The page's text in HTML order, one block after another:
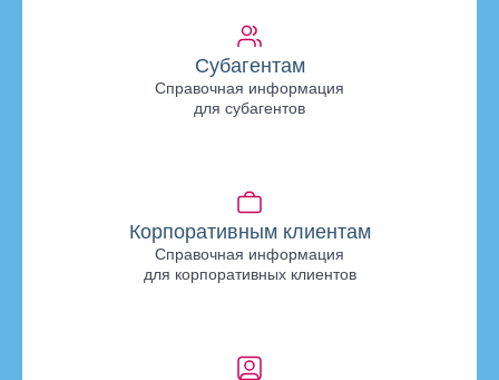
Субагентам
Справочная информация
для субагентов
Корпоративным клиентам
Справочная информация
для корпоративных клиентов